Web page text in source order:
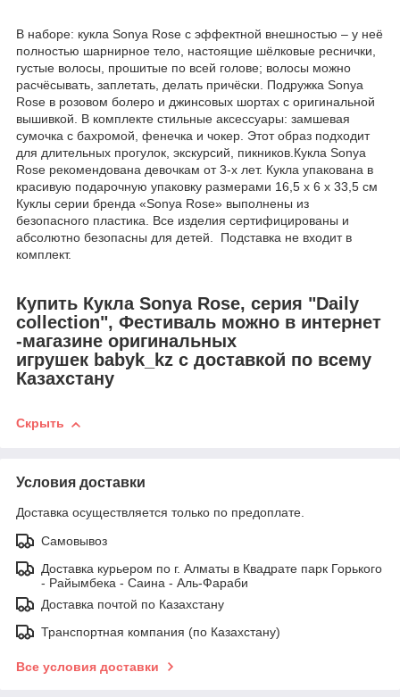
В наборе: кукла Sonya Rose с эффектной внешностью – у неё
полностью шарнирное тело, настоящие шёлковые реснички,
густые волосы, прошитые по всей голове; волосы можно
расчёсывать, заплетать, делать причёски. Подружка Sonya
Rose в розовом болеро и джинсовых шортах с оригинальной
вышивкой. В комплекте стильные аксессуары: замшевая
сумочка с бахромой, фенечка и чокер. Этот образ подходит
для длительных прогулок, экскурсий, пикников.Кукла Sonya
Rose рекомендована девочкам от 3-х лет. Кукла упакована в
красивую подарочную упаковку размерами 16,5 х 6 х 33,5 см
Куклы серии бренда «Sonya Rose» выполнены из
безопасного пластика. Все изделия сертифицированы и
абсолютно безопасны для детей. Подставка не входит в
комплект.
Купить Кукла Sonya Rose, серия "Daily
collection", Фестиваль можно в интернет
-магазине оригинальных
игрушек babyk_kz с доставкой по всему
Казахстану
Скрыть
Условия доставки
Доставка осуществляется только по предоплате.
Самовывоз
Доставка курьером по г. Алматы в Квадрате парк Горького
- Райымбека - Саина - Аль-Фараби
Доставка почтой по Казахстану
Транспортная компания (по Казахстану)
Все условия доставки